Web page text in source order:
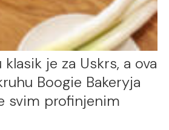
je za Uskrs, a ova
Boogie Bakeryja
svim profinjenim